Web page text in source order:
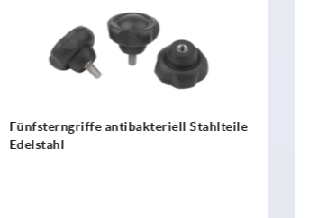
Fünfsterngriffe antibakteriell Stahlteile
Edelstahl